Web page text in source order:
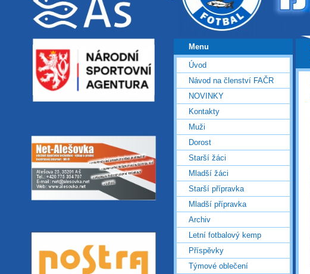
Menu
Úvod
Návod na členství FAČR
NOVINKY
Kontakty
Muži
Dorost
Starší žáci
Mladší žáci
Starší přípravka
Mladší přípravka
Archiv
Letní fotbalový kemp
Příspěvky
Týmové oblečení